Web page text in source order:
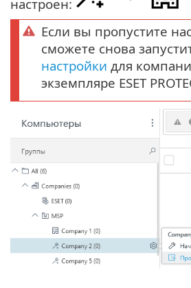
настроен:
Если вы пропустите
сможете снова
настройки для
экземпляре ESET